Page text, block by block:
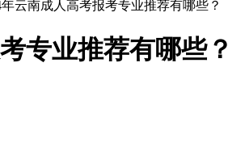
年云南成人高考报考专业推荐有哪些？
专业推荐有哪些？